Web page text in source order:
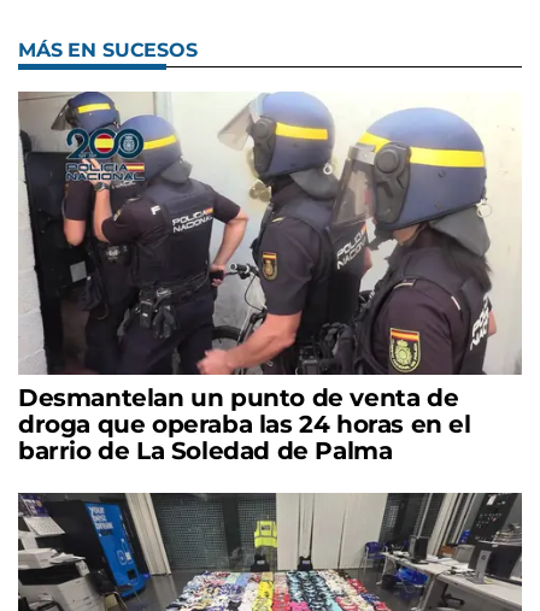
MÁS EN SUCESOS
Desmantelan un punto de venta de
droga que operaba las 24 horas en el
barrio de La Soledad de Palma